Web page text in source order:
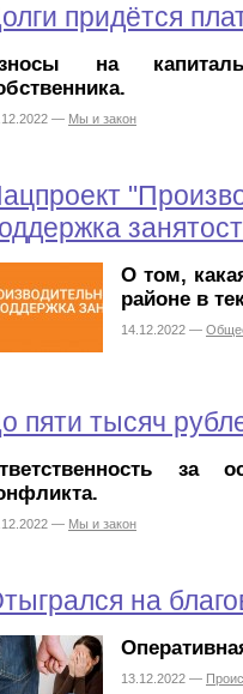
придётся
на
— Мы и закон
О том,
районе в
14.12.2022 —
пяти тысяч
за
— Мы и закон
на
13.12.2022 —